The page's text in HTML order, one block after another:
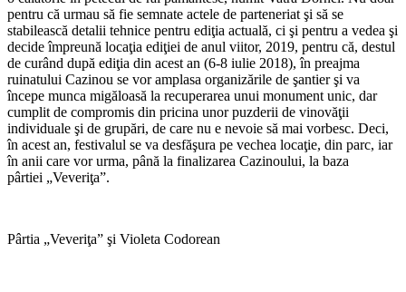
pentru că urmau să fie semnate actele de parteneriat şi să se
stabilească detalii tehnice pentru ediţia actuală, ci şi pentru a vedea şi
decide împreună locaţia ediţiei de anul viitor, 2019, pentru că, destul
de curând după ediţia din acest an (6-8 iulie 2018), în preajma
ruinatului Cazinou se vor amplasa organizările de şantier şi va
începe munca migăloasă la recuperarea unui monument unic, dar
cumplit de compromis din pricina unor puzderii de vinovăţii
individuale şi de grupări, de care nu e nevoie să mai vorbesc. Deci,
în acest an, festivalul se va desfăşura pe vechea locaţie, din parc, iar
în anii care vor urma, până la finalizarea Cazinoului, la baza
pârtiei „Veveriţa”.
Pârtia „Veveriţa” şi Violeta Codorean